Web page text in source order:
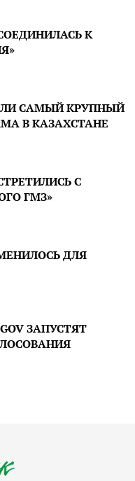
К
САМЫЙ КРУПНЫЙ
В КАЗАХСТАНЕ
С
ГМЗ»
ДЛЯ
ЗАПУСТЯТ